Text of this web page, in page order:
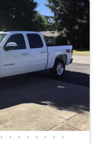
• • • • • • • •